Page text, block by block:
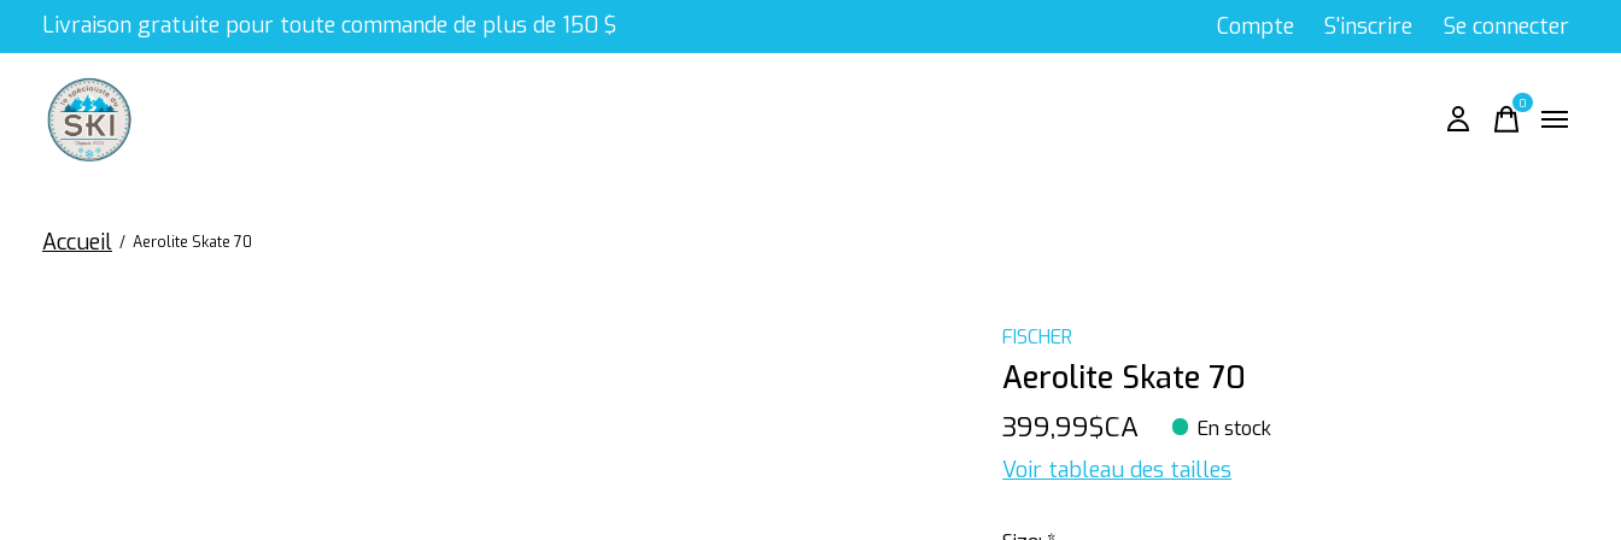
Livraison gratuite pour toute commande de plus de 150 $ Compte S'inscrire Se connecter
0items
Accueil / Aerolite Skate 70
FISCHER
Aerolite Skate 70
399,99$CA En stock
Voir tableau des tailles